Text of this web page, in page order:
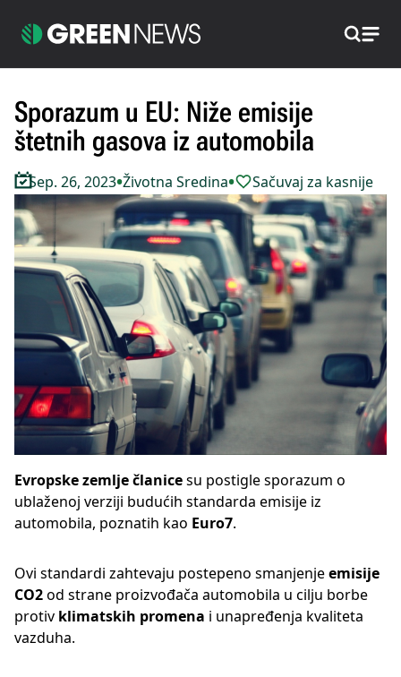
Sporazum u EU: Niže emisije
štetnih gasova iz automobila
Sep. 26, 2023•Životna Sredina• Sačuvaj za kasnije
Evropske zemlje članicesu postigle sporazum o
ublaženoj verziji budućih standarda emisije iz
automobila, poznatih kao Euro7.
Ovi standardi zahtevaju postepeno smanjenjeemisije
CO2od strane proizvođača automobila u cilju borbe
protiv klimatskih promena i unapređenja kvaliteta
vazduha.